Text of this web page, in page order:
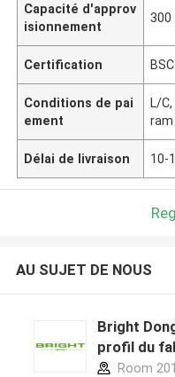
Capacité d'approv
isionnement
300
Certification
Conditions de pai
ement
L/
ram
Délai de livraison 10-
AU SUJET DE NOUS
Bright
profil du
Room